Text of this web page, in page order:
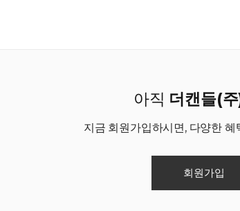
아직 더캔들(
지금 회원가입하시면, 다양한
회원가입